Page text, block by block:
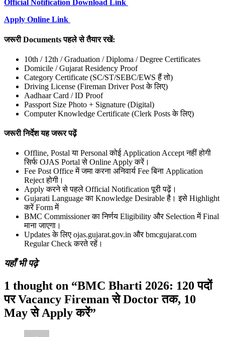
Official Notification Download Link
Apply Online Link
जरूरी Documents पहले से तैयार रखें:
10th / 12th / Graduation / Diploma / Degree Certificates
Domicile / Gujarat Residency Proof
Category Certificate (SC/ST/SEBC/EWS हैं तो)
Driving License (Fireman Driver Post के लिए)
Aadhaar Card / ID Proof
Passport Size Photo + Signature (Digital)
Computer Knowledge Certificate (Clerk Posts के लिए)
जरूरी निर्देश यह जरूर पढ़ें
Offline, Postal या Personal कोई Application Accept नहीं होगी
सिर्फ OJAS Portal से Online Apply करें।
Fee Post Office में जमा करना अनिवार्य Fee बिना Application
Reject होगी।
Apply करने से पहले Official Notification पूरी पढ़ें।
Gujarati Language का Knowledge Desirable है। इसे Highlight
करें Form में
BMC Commissioner का निर्णय Eligibility और Selection में Final
माना जाएगा।
Updates के लिए ojas.gujarat.gov.in और bmcgujarat.com
Regular Check करते रहें।
यहाँ भी पढ़े
1 thought on “BMC Bharti 2026: 120 पदों
पर Vacancy Fireman से Doctor तक, 10
May से Apply करें”